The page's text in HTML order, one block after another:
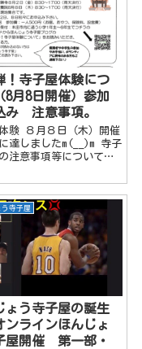
？）寺子屋おじさんで
...
！寺子屋体験につ
8月8日開催）参加
み 注意事項。
木）開催
達しましたm(__)m 寺子
注意事項等について記
方は 下記の内容を
上お申込み下さい
方
々に申込を...
う寺子屋
ょう寺子屋の誕生
ンラインほんじょ
屋開催 第一部・